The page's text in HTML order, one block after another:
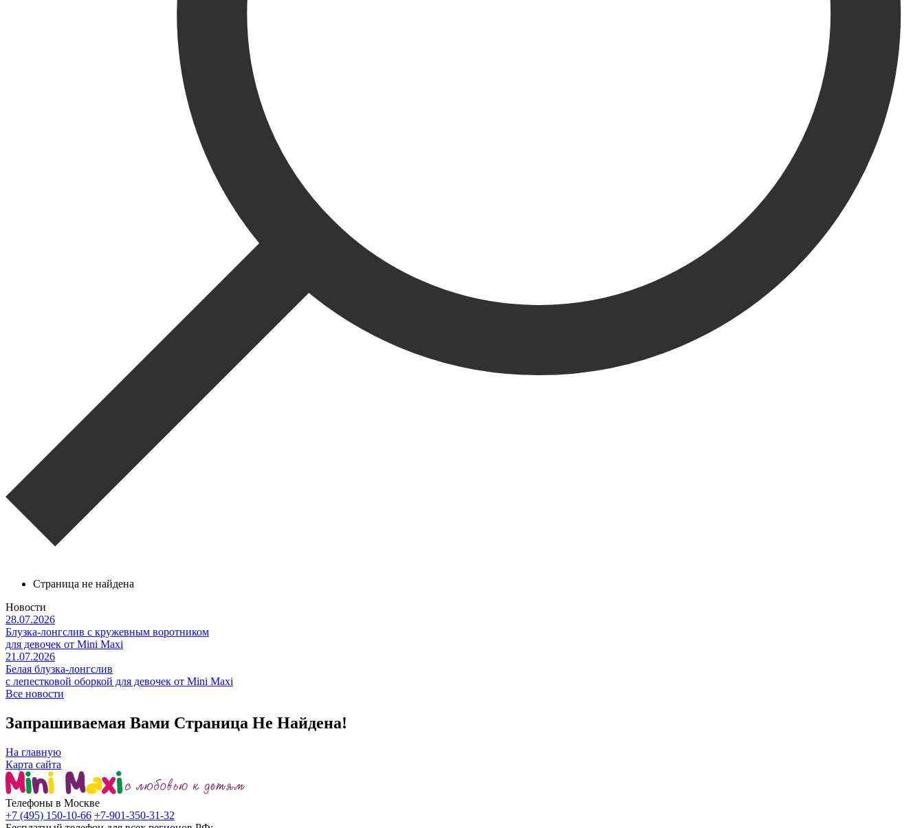
Страница не найдена
Новости
28.07.2026
Блузка-лонгслив с кружевным воротником
для девочек от Mini Maxi
21.07.2026
Белая блузка-лонгслив
с лепестковой оборкой для девочек от Mini Maxi
Все новости
Запрашиваемая Вами Страница Не Найдена!
На главную
Карта сайта
Телефоны в Москве
+7 (495) 150-10-66 +7-901-350-31-32